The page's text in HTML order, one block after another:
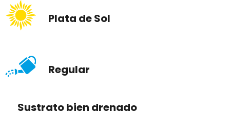
Plata de Sol
Regular
Sustrato bien drenado